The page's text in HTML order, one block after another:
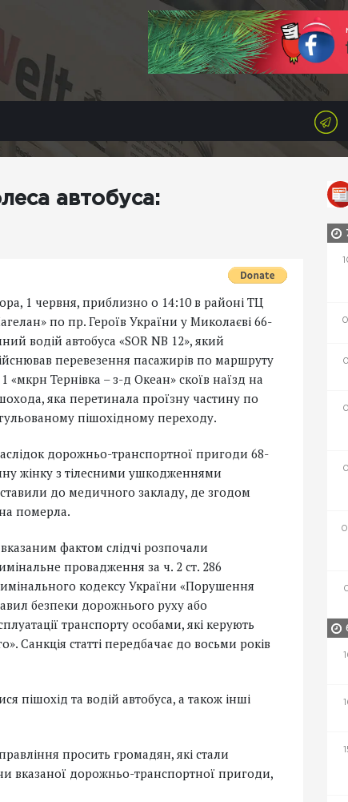
автобуса:
1 червня, приблизно о 14:10 в районі ТЦ
по пр. Героїв України у Миколаєві 66-
водій автобуса «SOR NB 12», який
перевезення пасажирів по маршруту
«мкрн Тернівка – з-д Океан» скоїв наїзд на
яка перетинала проїзну частину по
пішохідному переходу.
дорожньо-транспортної пригоди 68-
жінку з тілесними ушкодженнями
до медичного закладу, де згодом
померла.
фактом слідчі розпочали
провадження за ч. 2 ст. 286
кодексу України «Порушення
безпеки дорожнього руху або
транспорту особами, які керують
Санкція статті передбачає до восьми років
пішохід та водій автобуса, а також інші
просить громадян, які стали
вказаної дорожньо-транспортної пригоди,